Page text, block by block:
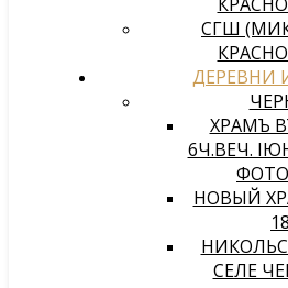
СГШ
ДЕРЕВНИ
ХРАМЪ
6Ч.ВЕЧ.
ФОТО
НОВЫЙ
СЕЛЕ